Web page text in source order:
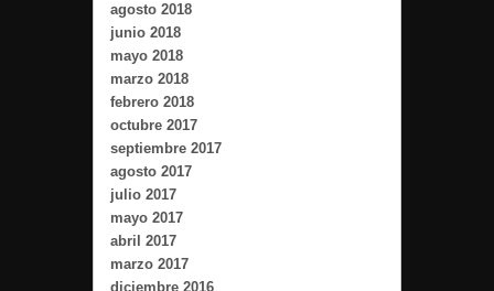
agosto 2018
junio 2018
mayo 2018
marzo 2018
febrero 2018
octubre 2017
septiembre 2017
agosto 2017
julio 2017
mayo 2017
abril 2017
marzo 2017
diciembre 2016